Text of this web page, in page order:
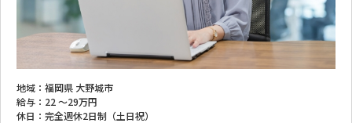
地域： 福岡県 大野城市
給与： 22 ～29万円
休日： 完全週休2日制（土日祝）